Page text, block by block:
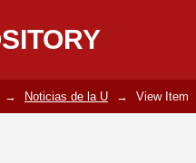
→ Noticias de la U → View Item